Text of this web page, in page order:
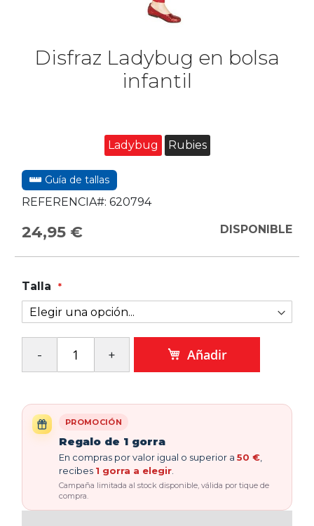
Disfraz Ladybug en bolsa
infantil
Ladybug Rubies
Guía de tallas
REFERENCIA#: 620794
24,95 € DISPONIBLE
Talla
Añadir
PROMOCIÓN
Regalo de 1 gorra
En compras por valor igual o superior a 50 €
recibes 1 gorra a elegir
Campaña limitada al stock disponible, válida por tique de
compra.